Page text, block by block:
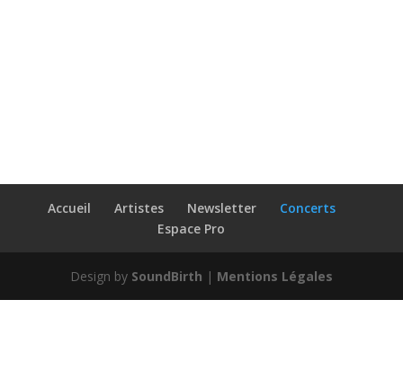
Accueil Artistes Newsletter
Concerts
Espace Pro
Design by SoundBirth | Mentions Légales